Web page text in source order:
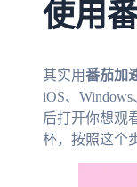
使用
其实用番茄加
iOS、
后打开你想观
杯，按照这个